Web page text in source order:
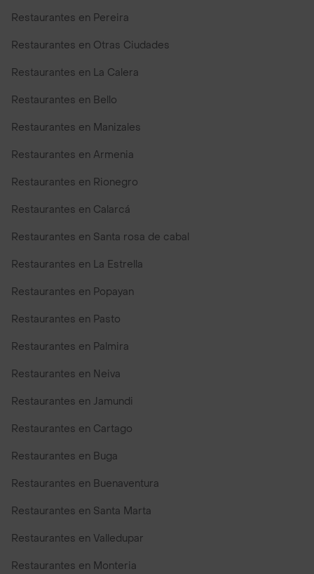
Restaurantes en Pereira
Restaurantes en Otras Ciudades
Restaurantes en La Calera
Restaurantes en Bello
Restaurantes en Manizales
Restaurantes en Armenia
Restaurantes en Rionegro
Restaurantes en Calarcá
Restaurantes en Santa rosa de cabal
Restaurantes en La Estrella
Restaurantes en Popayan
Restaurantes en Pasto
Restaurantes en Palmira
Restaurantes en Neiva
Restaurantes en Jamundi
Restaurantes en Cartago
Restaurantes en Buga
Restaurantes en Buenaventura
Restaurantes en Santa Marta
Restaurantes en Valledupar
Restaurantes en Monteria